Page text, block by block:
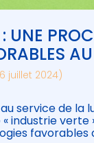
UNE
juillet 2024)
service de
industrie